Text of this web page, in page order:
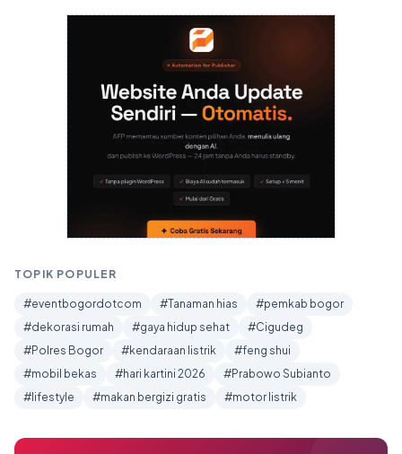
TOPIK POPULER
#eventbogordotcom #Tanaman hias
#pemkab bogor
#dekorasi rumah
#gaya hidup sehat
#Cigudeg
#Polres Bogor
#kendaraan listrik
#feng shui
#mobil bekas
#hari kartini 2026
#Prabowo Subianto
#lifestyle
#makan bergizi gratis #motor listrik